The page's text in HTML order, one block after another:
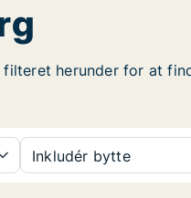
herunder for at
Inkludér bytte